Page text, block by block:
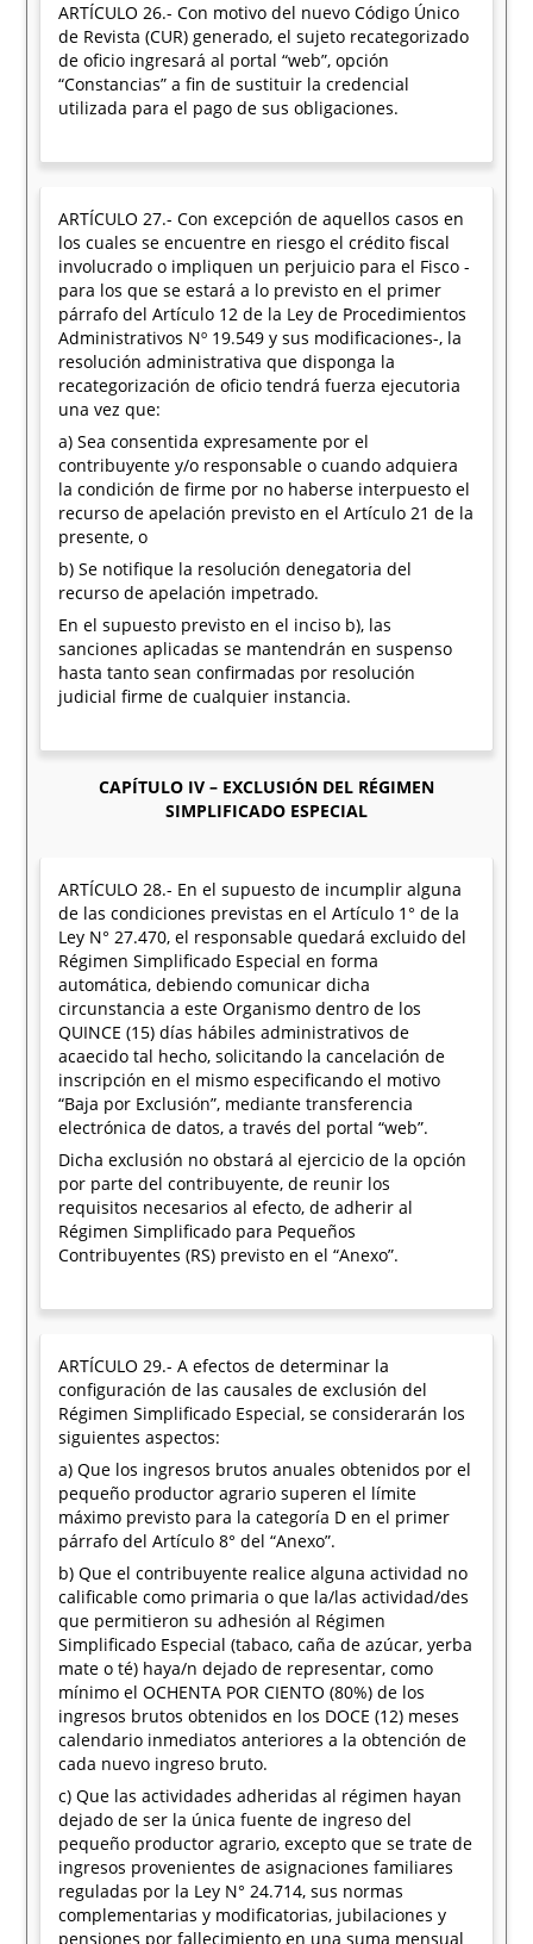
ARTÍCULO 26.- Con motivo del nuevo Código Único
de Revista (CUR) generado, el sujeto recategorizado
de oficio ingresará al portal “web”, opción
“Constancias” a fin de sustituir la credencial
utilizada para el pago de sus obligaciones.
ARTÍCULO 27.- Con excepción de aquellos casos en
los cuales se encuentre en riesgo el crédito fiscal
involucrado o impliquen un perjuicio para el Fisco -
para los que se estará a lo previsto en el primer
párrafo del Artículo 12 de la Ley de Procedimientos
Administrativos Nº 19.549 y sus modificaciones-, la
resolución administrativa que disponga la
recategorización de oficio tendrá fuerza ejecutoria
una vez que:
a) Sea consentida expresamente por el
contribuyente y/o responsable o cuando adquiera
la condición de firme por no haberse interpuesto el
recurso de apelación previsto en el Artículo 21 de la
presente, o
b) Se notifique la resolución denegatoria del
recurso de apelación impetrado.
En el supuesto previsto en el inciso b), las
sanciones aplicadas se mantendrán en suspenso
hasta tanto sean confirmadas por resolución
judicial firme de cualquier instancia.
CAPÍTULO IV – EXCLUSIÓN DEL RÉGIMEN
SIMPLIFICADO ESPECIAL
ARTÍCULO 28.- En el supuesto de incumplir alguna
de las condiciones previstas en el Artículo 1° de la
Ley N° 27.470, el responsable quedará excluido del
Régimen Simplificado Especial en forma
automática, debiendo comunicar dicha
circunstancia a este Organismo dentro de los
QUINCE (15) días hábiles administrativos de
acaecido tal hecho, solicitando la cancelación de
inscripción en el mismo especificando el motivo
“Baja por Exclusión”, mediante transferencia
electrónica de datos, a través del portal “web”.
Dicha exclusión no obstará al ejercicio de la opción
por parte del contribuyente, de reunir los
requisitos necesarios al efecto, de adherir al
Régimen Simplificado para Pequeños
Contribuyentes (RS) previsto en el “Anexo”.
ARTÍCULO 29.- A efectos de determinar la
configuración de las causales de exclusión del
Régimen Simplificado Especial, se considerarán los
siguientes aspectos:
a) Que los ingresos brutos anuales obtenidos por el
pequeño productor agrario superen el límite
máximo previsto para la categoría D en el primer
párrafo del Artículo 8° del “Anexo”.
b) Que el contribuyente realice alguna actividad no
calificable como primaria o que la/las actividad/des
que permitieron su adhesión al Régimen
Simplificado Especial (tabaco, caña de azúcar, yerba
mate o té) haya/n dejado de representar, como
mínimo el OCHENTA POR CIENTO (80%) de los
ingresos brutos obtenidos en los DOCE (12) meses
calendario inmediatos anteriores a la obtención de
cada nuevo ingreso bruto.
c) Que las actividades adheridas al régimen hayan
dejado de ser la única fuente de ingreso del
pequeño productor agrario, excepto que se trate de
ingresos provenientes de asignaciones familiares
reguladas por la Ley N° 24.714, sus normas
complementarias y modificatorias, jubilaciones y
pensiones por fallecimiento en una suma mensual